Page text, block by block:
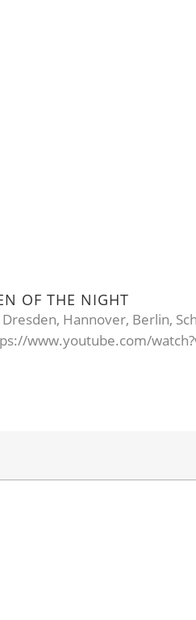
OF THE NIGHT
Hannover, Berlin,
www.youtube.com/